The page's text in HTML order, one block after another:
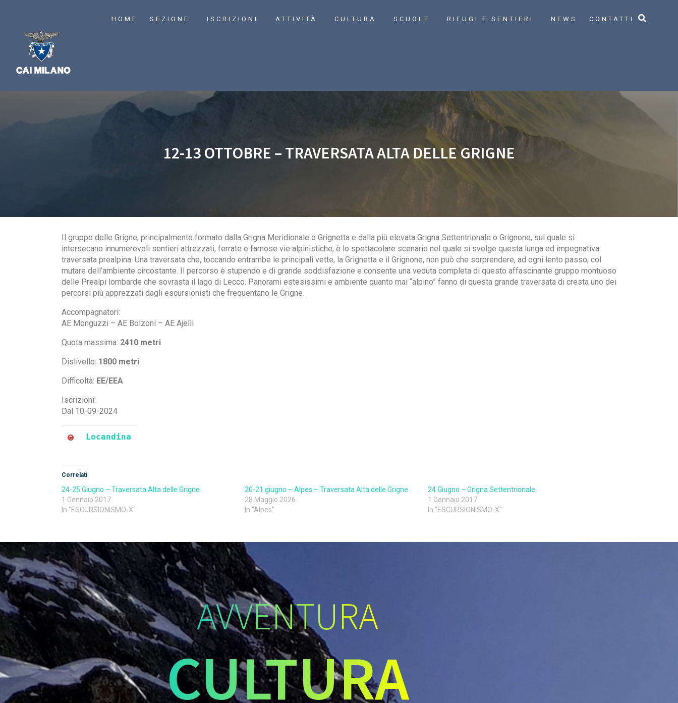
HOME SEZIONE ISCRIZIONI ATTIVITÀ CULTURA SCUOLE RIFUGI E SENTIERI NEWS CONTATTI
12-13 OTTOBRE – TRAVERSATA ALTA DELLE GRIGNE
Il gruppo delle Grigne, principalmente formato dalla Grigna Meridionale o Grignetta e dalla più elevata Grigna Settentrionale o Grignone, sul quale si
intersecano innumerevoli sentieri attrezzati, ferrate e famose vie alpinistiche, è lo spettacolare scenario nel quale si svolge questa lunga ed impegnativa
traversata prealpina. Una traversata che, toccando entrambe le principali vette, la Grignetta e il Grignone, non può che sorprendere, ad ogni lento passo, col
mutare dell’ambiente circostante. Il percorso è stupendo e di grande soddisfazione e consente una veduta completa di questo affascinante gruppo montuoso
delle Prealpi lombarde che sovrasta il lago di Lecco. Panorami estesissimi e ambiente quanto mai “alpino” fanno di questa grande traversata di cresta uno dei
percorsi più apprezzati dagli escursionisti che frequentano le Grigne.
Accompagnatori:
AE Monguzzi – AE Bolzoni – AE Ajelli
Quota massima: 2410 metri
Dislivello: 1800 metri
Difficoltà: EE/EEA
Iscrizioni:
Dal 10-09-2024
Locandina
Correlati
24-25 Giugno – Traversata Alta delle Grigne
1 Gennaio 2017
In "ESCURSIONISMO-X"
20-21 giugno – Alpes – Traversata Alta delle Grigne
28 Maggio 2026
In "Alpes"
24 Giugno – Grigna Settentrionale
1 Gennaio 2017
In "ESCURSIONISMO-X"
AVVENTURA
CULTURA